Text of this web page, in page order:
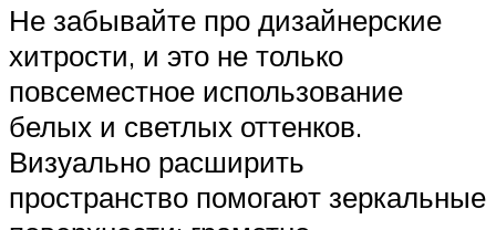
Не забывайте про дизайнерские
хитрости, и это не только
повсеместное использование
белых и светлых оттенков.
Визуально расширить
пространство помогают зеркальные